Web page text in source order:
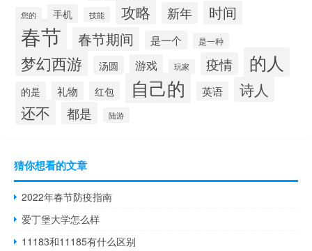
您的 手机 技能 攻略 新年 时间
春节 春节期间 是一个 是一种
梦幻西游 汤圆 游戏 玩家 疫情 的人
的是 礼物 红包 自己的 英语
诗人
还不
都是 陆游
猜你想看的文章
2022年春节防疫指南
爱丁堡大学怎么样
11183和11185有什么区别